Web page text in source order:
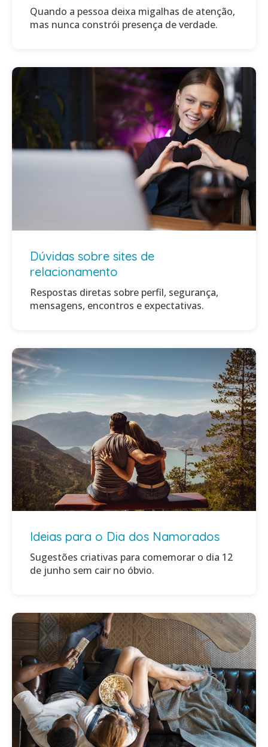
Quando a pessoa deixa migalhas de atenção,
mas nunca constrói presença de verdade.
Dúvidas sobre sites de
relacionamento
Respostas diretas sobre perfil, segurança,
mensagens, encontros e expectativas.
Ideias para o Dia dos Namorados
Sugestões criativas para comemorar o dia 12
de junho sem cair no óbvio.